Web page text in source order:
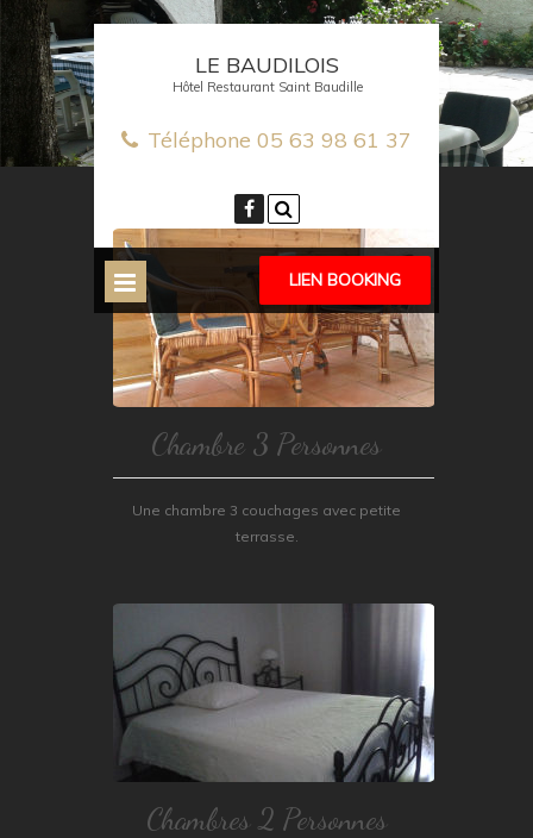
LE BAUDILOIS
Hôtel Restaurant Saint Baudille
Téléphone 05 63 98 61 37
LIEN BOOKING
Chambre 3 Personnes
Une chambre 3 couchages avec petite
terrasse.
Chambres 2 Personnes